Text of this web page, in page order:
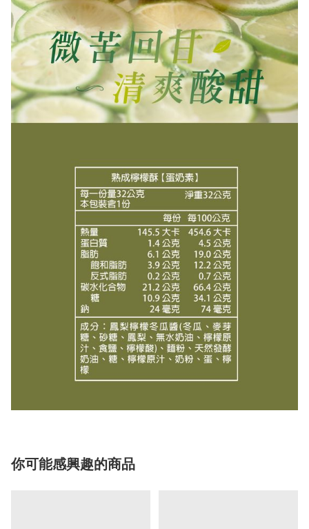
你可能感興趣的商品